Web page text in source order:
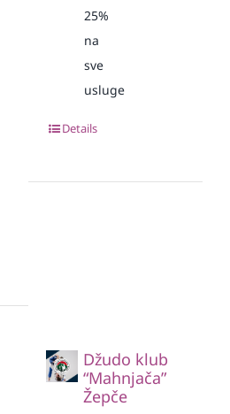
25%
na
sve
usluge
Details
Džudo klub
“Mahnjača”
Žepče